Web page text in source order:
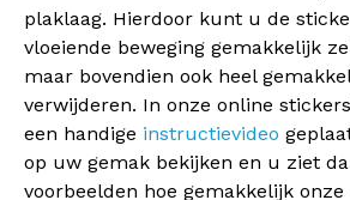
plaklaag. Hierdoor kunt u de
vloeiende beweging gemakkelijk
maar bovendien ook heel
verwijderen. In onze online
een handige instructievideo
op uw gemak bekijken en u ziet
voorbeelden hoe gemakkelijk onze